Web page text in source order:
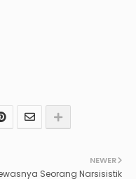
NEWER
Seorang Narsisistik